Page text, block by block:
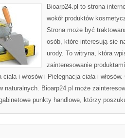
Bioarp24.pl to strona
wokół produktów
Strona może być
osób, które interesują się
urody. To witryna, która
zainteresowanie
i włosów i Pielęgnacja ciała i
naturalnych. Bioarp24.pl może
punkty handlowe, którzy